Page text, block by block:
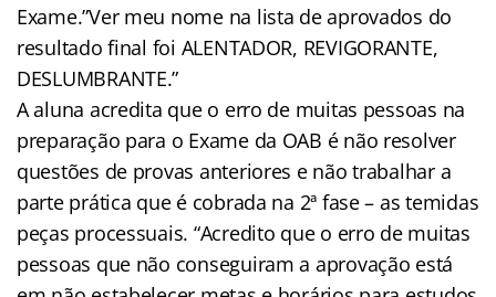
Exame.”Ver meu nome na lista de aprovados do
resultado final foi ALENTADOR, REVIGORANTE,
DESLUMBRANTE.”
A aluna acredita que o erro de muitas pessoas na
preparação para o Exame da OAB é não resolver
questões de provas anteriores e não trabalhar a
parte prática que é cobrada na 2ª fase – as temidas
peças processuais. “Acredito que o erro de muitas
pessoas que não conseguiram a aprovação está